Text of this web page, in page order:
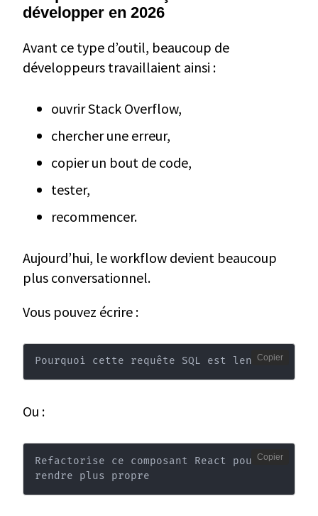
développer en 2026
Avant ce type d’outil, beaucoup de
développeurs travaillaient ainsi :
ouvrir Stack Overflow,
chercher une erreur,
copier un bout de code,
tester,
recommencer.
Aujourd’hui, le workflow devient beaucoup
plus conversationnel.
Vous pouvez écrire :
Pourquoi cette requête SQL est lente ?
Copier
Ou :
Refactorise ce composant React pour le
rendre plus propre
Copier